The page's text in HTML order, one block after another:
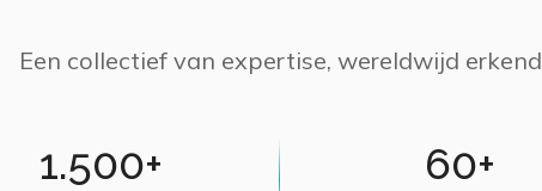
Een collectief van expertise, wereldwijd erkend
1.500+ 60+